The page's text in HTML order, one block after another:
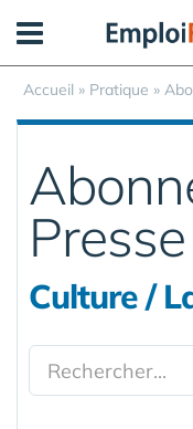
Accueil » Pratique »
Presse
Culture /